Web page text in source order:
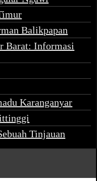
Balikpapan
Barat: Informasi
Karanganyar
Tinjauan